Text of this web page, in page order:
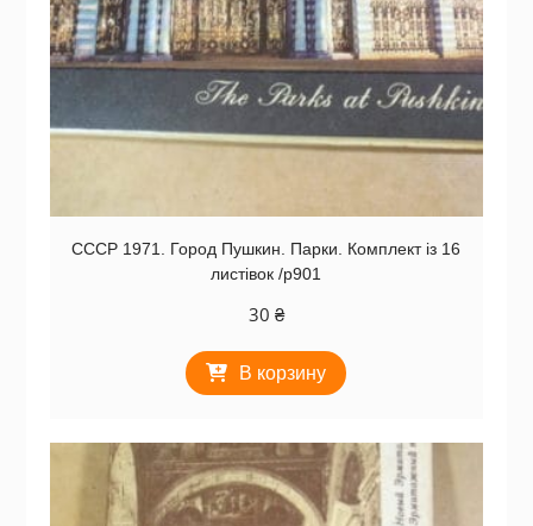
СССР 1971. Город Пушкин. Парки. Комплект із 16
листівок /р901
30 ₴
В корзину